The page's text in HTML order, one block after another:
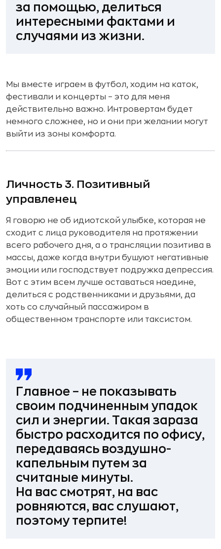
за помощью, делиться
интересными фактами и
случаями из жизни.
Мы вместе играем в футбол, ходим на каток,
фестивали и концерты – это для меня
действительно важно. Интровертам будет
немного сложнее, но и они при желании могут
выйти из зоны комфорта.
Личность 3. Позитивный
управленец
Я говорю не об идиотской улыбке, которая не
сходит с лица руководителя на протяжении
всего рабочего дня, а о трансляции позитива в
массы, даже когда внутри бушуют негативные
эмоции или господствует подружка депрессия.
Вот с этим всем лучше оставаться наедине,
делиться с родственниками и друзьями, да
хоть со случайный пассажиром в
общественном транспорте или таксистом.
Главное – не показывать
своим подчиненным упадок
сил и энергии. Такая зараза
быстро расходится по офису,
передаваясь воздушно-
капельным путем за
считаные минуты.
На вас смотрят, на вас
ровняются, вас слушают,
поэтому терпите!